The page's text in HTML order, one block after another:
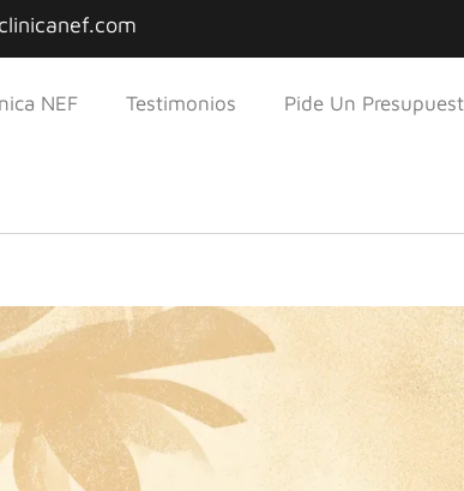
NEF Testimonios Pide Un